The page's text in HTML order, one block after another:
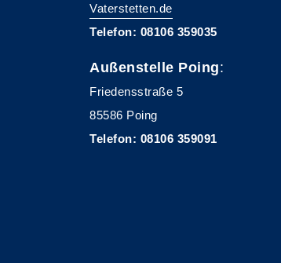
Vaterstetten.de
Telefon: 08106 359035
Außenstelle Poing:
Friedensstraße 5
85586 Poing
Telefon: 08106 359091